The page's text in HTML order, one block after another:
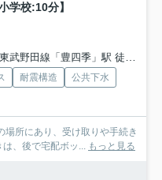
学校:10分】
東武野田線「豊四季」駅 徒歩33分
耐震構造
公共下水
所にあり、受け取りや手続き
、後で宅配ボッ... もっと見る